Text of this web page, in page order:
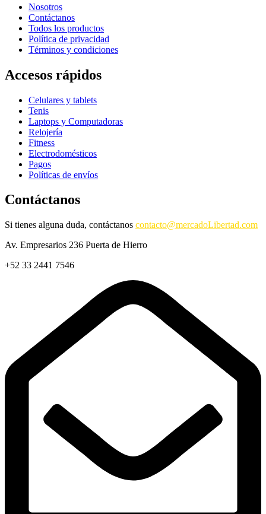
Nosotros
Contáctanos
Todos los productos
Política de privacidad
Términos y condiciones
Accesos rápidos
Celulares y tablets
Tenis
Laptops y Computadoras
Relojería
Fitness
Electrodomésticos
Pagos
Políticas de envíos
Contáctanos
Si tienes alguna duda, contáctanos contacto@mercadoLibertad.com
Av. Empresarios 236 Puerta de Hierro
+52 33 2441 7546